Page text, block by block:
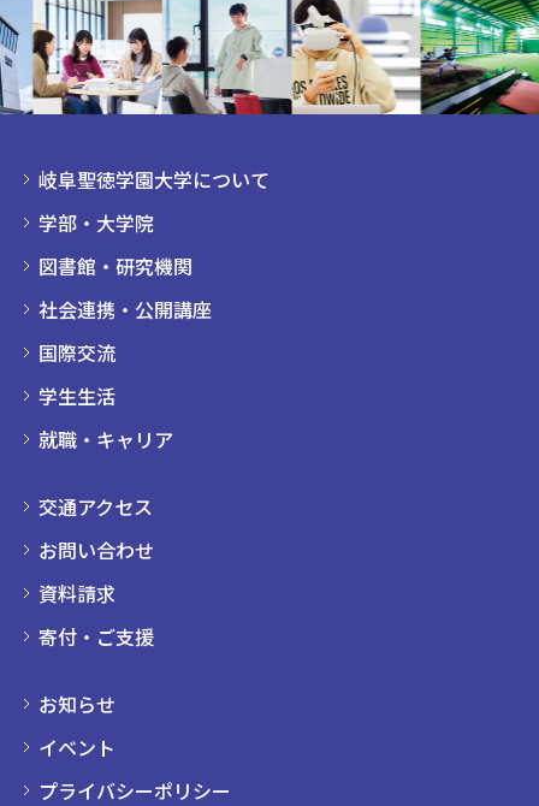
岐阜聖徳学園大学について
学部・大学院
図書館・研究機関
社会連携・公開講座
国際交流
学生生活
就職・キャリア
交通アクセス
お問い合わせ
資料請求
寄付・ご支援
お知らせ
イベント
プライバシーポリシー